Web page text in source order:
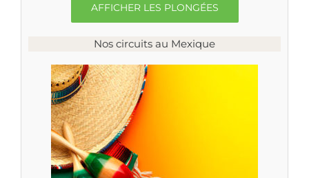
AFFICHER LES PLONGÉES
Nos circuits au Mexique